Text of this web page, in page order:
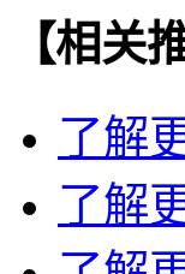
【相关
了解
了解